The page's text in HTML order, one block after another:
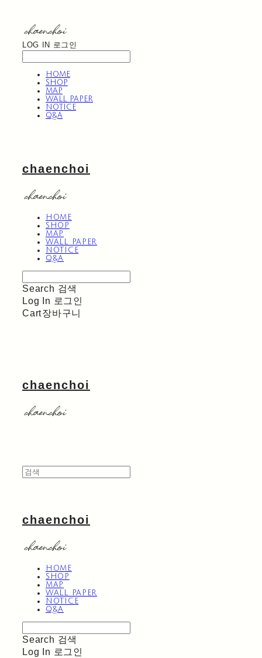
LOG IN 로그인
HOME
SHOP
MAP
WALL PAPER
NOTICE
Q&A
chaenchoi
HOME
SHOP
MAP
WALL PAPER
NOTICE
Q&A
Search 검색
Log In 로그인
Cart장바구니
chaenchoi
chaenchoi
HOME
SHOP
MAP
WALL PAPER
NOTICE
Q&A
Search 검색
Log In 로그인